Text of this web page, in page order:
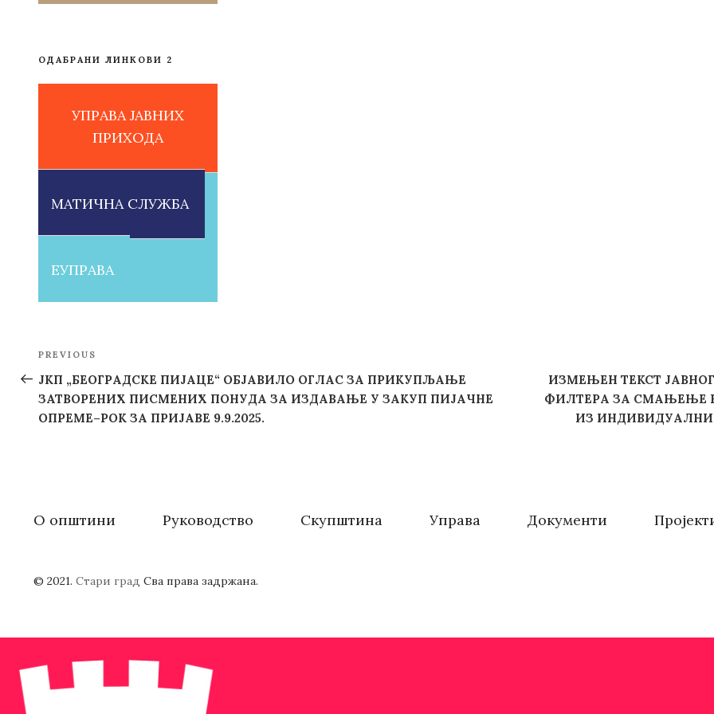
ОДАБРАНИ ЛИНКОВИ 2
УПРАВА ЈАВНИХ
ПРИХОДА
МАТИЧНА СЛУЖБА
ЕУПРАВА
Post
navigation
Previous
Post
PREVIOUS
ЈКП „БЕОГРАДСКЕ ПИЈАЦЕ“ ОБЈАВИЛО OГЛАС ЗА ПРИКУПЉАЊЕ
ЗАТВОРЕНИХ ПИСМЕНИХ ПОНУДА ЗА ИЗДАВАЊЕ У ЗАКУП ПИЈАЧНЕ
ОПРЕМЕ–РОК ЗА ПРИЈАВЕ 9.9.2025.
ИЗМЕЊЕН ТЕКСТ
ФИЛТЕРА ЗА СМАЊЕЊЕ
ИЗ
О општини Руководство Скупштина Управа Документи
© 2021. Стари град Сва права задржана.